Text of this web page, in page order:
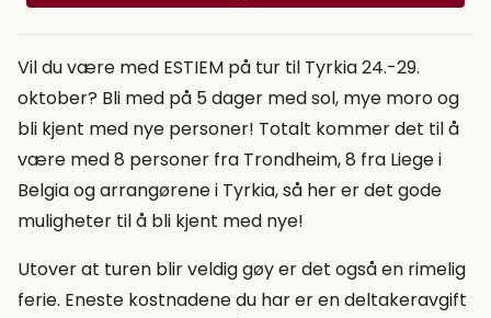
Vil du være med ESTIEM på tur til Tyrkia 24.-29.
oktober? Bli med på 5 dager med sol, mye moro og
bli kjent med nye personer! Totalt kommer det til å
være med 8 personer fra Trondheim, 8 fra Liege i
Belgia og arrangørene i Tyrkia, så her er det gode
muligheter til å bli kjent med nye!
Utover at turen blir veldig gøy er det også en rimelig
ferie. Eneste kostnadene du har er en deltakeravgift